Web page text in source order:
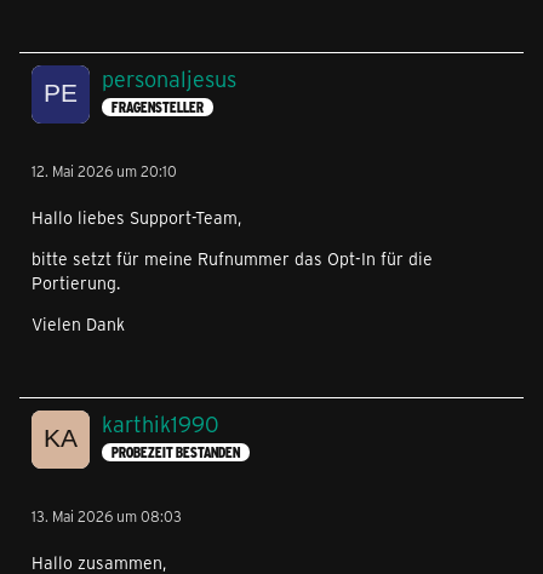
personaljesus
FRAGENSTELLER
12. Mai 2026 um 20:10
Hallo liebes Support-Team,
bitte setzt für meine Rufnummer das Opt-In für die
Portierung.
Vielen Dank
karthik1990
PROBEZEIT BESTANDEN
13. Mai 2026 um 08:03
Hallo zusammen,